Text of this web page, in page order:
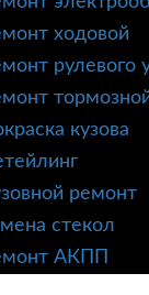
ходовой
рулевого
кузова
ремонт
стекол
АКПП